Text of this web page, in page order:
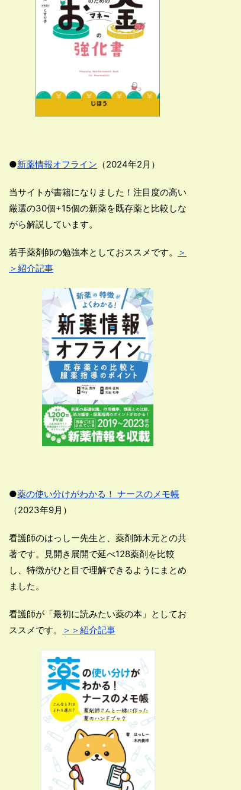
●新薬情報オフライン （2024年2月）
当サイトが書籍になりました！注目度の高い
厳選の30個+15個の新薬を既存薬と比較しな
がら解説しています。
若手薬剤師の勉強本としておススメです。
＞
＞紹介記事
●薬の使い分けがわかる！ ナースのメモ帳
（2023年9月）
看護師のはっしー先生と、薬剤師木元との共
著です。見開き展開で延べ128薬剤を比較
し、特徴がひと目で理解できるようにまとめ
ました。
看護師が「最初に読みたい薬の本」としてお
ススメです。
＞＞紹介記事